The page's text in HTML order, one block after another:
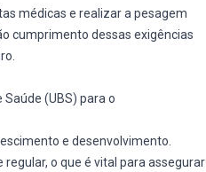
médicas e realizar a pesagem
cumprimento dessas exigências
(UBS) para o
e desenvolvimento.
o que é vital para assegurar